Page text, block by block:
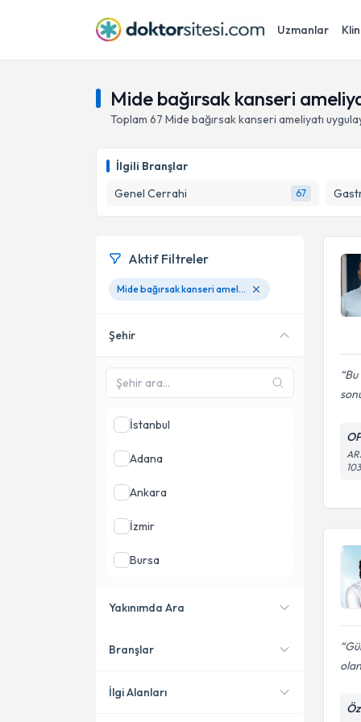
Uzmanlar
Mide bağırsak kanseri
Toplam 67 Mide bağırsak kanseri ameliyatı
İlgili Branşlar
Genel Cerrahi
67
Bu
103
Aktif Filtreler
Mide bağırsak kanseri ameliyatı
Şehir
İstanbul
Adana
Ankara
İzmir
Bursa
Yakınımda Ara
Konumuma yakın uzmanları
Branşlar
İlgi Alanları